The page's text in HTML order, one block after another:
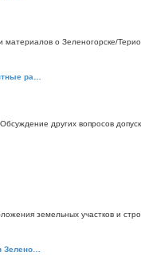
материалов о Зеленогорске/
ра…
других вопросов
земельных участков и
Зелено…